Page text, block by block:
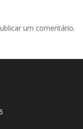
um comentário.